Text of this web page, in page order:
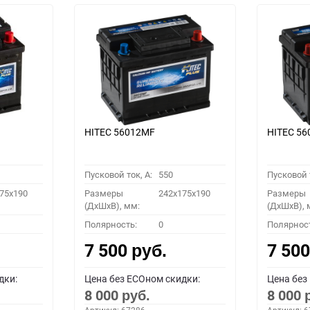
HITEC 56012MF
Пусковой ток, A: 550
Размеры
(ДхШхВ), мм:
242x175x190
Полярность: 0
7 500 руб.
Цена без ECOном скидки:
8 000 руб.
HITEC
Пусковой
Размеры
(ДхШхВ),
7
Цена
8 000